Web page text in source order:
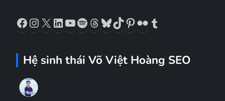
Facebook
Instagram
X LinkedIn
YouTube
Spotify
Threads
Bluesky
TikTok
Pinterest
Flickr
Hệ sinh thái Võ Việt Hoàng SEO